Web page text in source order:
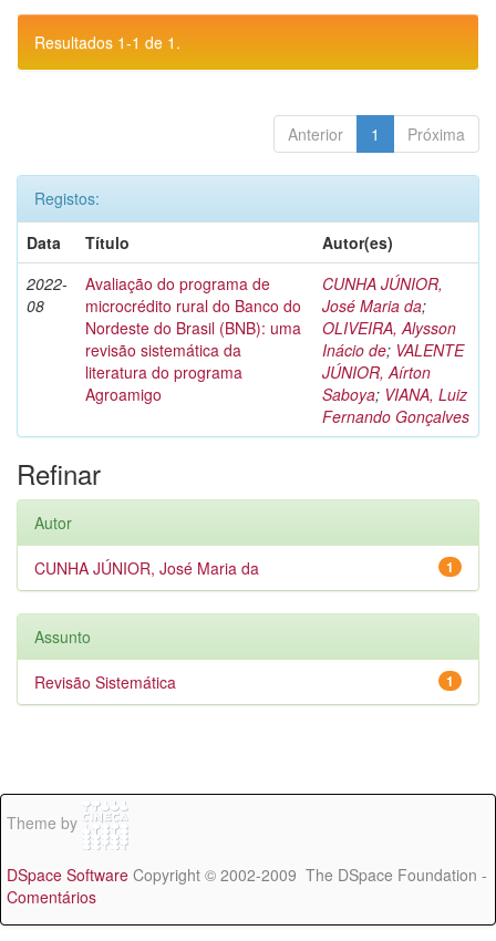
Resultados 1-1 de 1.
Anterior 1 Próxima
Registos:
Data
Título
Autor(es)
2022-
08
Avaliação do programa de
microcrédito rural do Banco do
Nordeste do Brasil (BNB): uma
revisão sistemática da
literatura do programa
Agroamigo
CUNHA JÚNIOR,
José Maria da;
OLIVEIRA, Alysson
Inácio de; VALENTE
JÚNIOR, Aírton
Saboya; VIANA, Luiz
Fernando Gonçalves
Refinar
Autor
1
CUNHA JÚNIOR, José Maria da
Assunto
1
Revisão Sistemática
Theme by
DSpace Software Copyright © 2002-2009 The DSpace Foundation -
Comentários